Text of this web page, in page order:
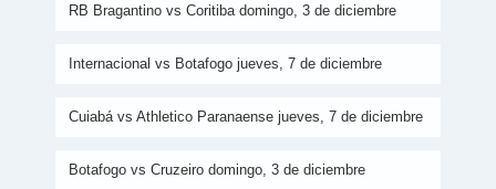
RB Bragantino vs Coritiba domingo, 3 de diciembre
Internacional vs Botafogo jueves, 7 de diciembre
Cuiabá vs Athletico Paranaense jueves, 7 de diciembre
Botafogo vs Cruzeiro domingo, 3 de diciembre